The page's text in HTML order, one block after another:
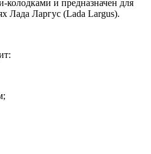
колодками и предназначен для
Лада Ларгус (Lada Largus).